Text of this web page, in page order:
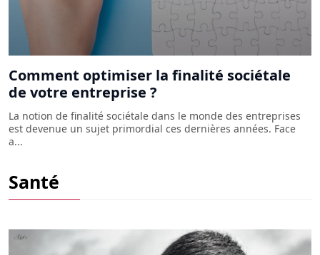
Comment optimiser la finalité sociétale
de votre entreprise ?
La notion de finalité sociétale dans le monde des entreprises
est devenue un sujet primordial ces dernières années. Face
a...
SantéQu'est-ce que la sauge des devins et
comment l'utiliser ?